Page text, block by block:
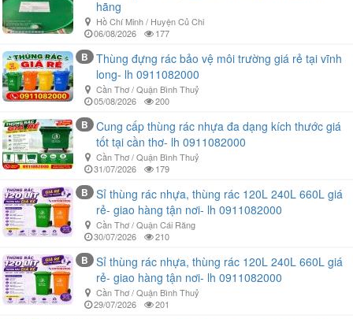
hãng
Hồ Chí Minh / Huyện Củ Chi
06/08/2026
177
B
Thùng đựng rác bảo vệ môi trường giá rẻ tại vĩnh
long- lh 0911082000
Cần Thơ / Quận Bình Thuỷ
05/08/2026
200
B
Cung cấp thùng rác nhựa đa dạng kích thước giá
tốt tại cần thơ- lh 0911082000
Cần Thơ / Quận Bình Thuỷ
31/07/2026
179
B
Sỉ thùng rác nhựa, thùng rác 120L 240L 660L giá
rẻ- giao hàng tận nơi- lh 0911082000
Cần Thơ / Quận Cái Răng
30/07/2026
210
B
Sỉ thùng rác nhựa, thùng rác 120L 240L 660L giá
rẻ- giao hàng tận nơi- lh 0911082000
Cần Thơ / Quận Bình Thuỷ
29/07/2026
201